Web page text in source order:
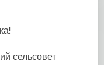
сельсовет